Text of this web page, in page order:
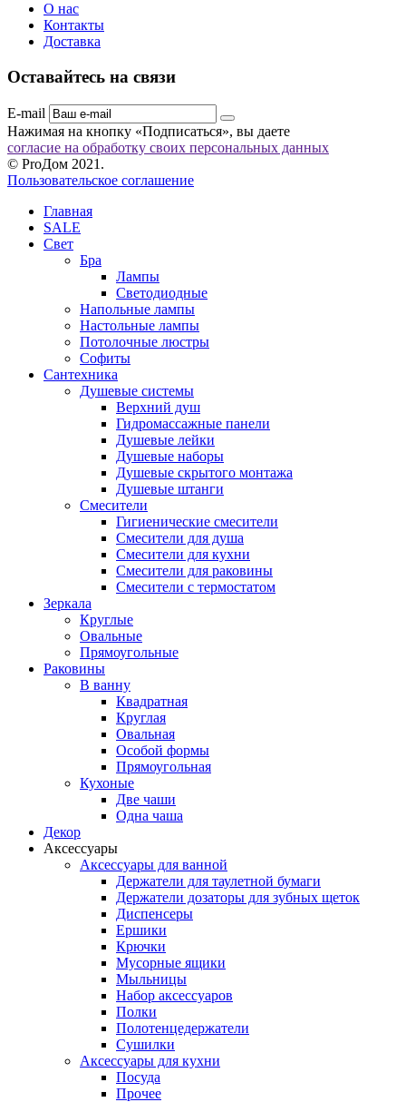
О нас
Контакты
Доставка
Оставайтесь на связи
E-mail
Нажимая на кнопку «Подписаться», вы даете
согласие на обработку своих персональных данных
© ProДом 2021.
Пользовательское соглашение
Главная
SALE
Свет
Бра
Лампы
Светодиодные
Напольные лампы
Настольные лампы
Потолочные люстры
Софиты
Сантехника
Душевые системы
Верхний душ
Гидромассажные панели
Душевые лейки
Душевые наборы
Душевые скрытого монтажа
Душевые штанги
Смесители
Гигиенические смесители
Смесители для душа
Смесители для кухни
Смесители для раковины
Смесители с термостатом
Зеркала
Круглые
Овальные
Прямоугольные
Раковины
В ванну
Квадратная
Круглая
Овальная
Особой формы
Прямоугольная
Кухоные
Две чаши
Одна чаша
Декор
Аксессуары
Аксессуары для ванной
Держатели для таулетной бумаги
Держатели дозаторы для зубных щеток
Диспенсеры
Ершики
Крючки
Мусорные ящики
Мыльницы
Набор аксессуаров
Полки
Полотенцедержатели
Сушилки
Аксессуары для кухни
Посуда
Прочее